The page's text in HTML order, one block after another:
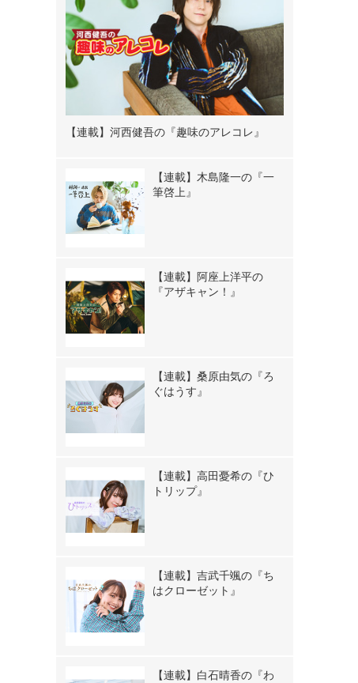
【連載】河西健吾の『趣味のアレコレ』
【連載】木島隆一の『一
筆啓上』
【連載】阿座上洋平の
『アザキャン！』
【連載】桑原由気の『ろ
ぐはうす』
【連載】高田憂希の『ひ
トリップ』
【連載】吉武千颯の『ち
はクローゼット』
【連載】白石晴香の『わ